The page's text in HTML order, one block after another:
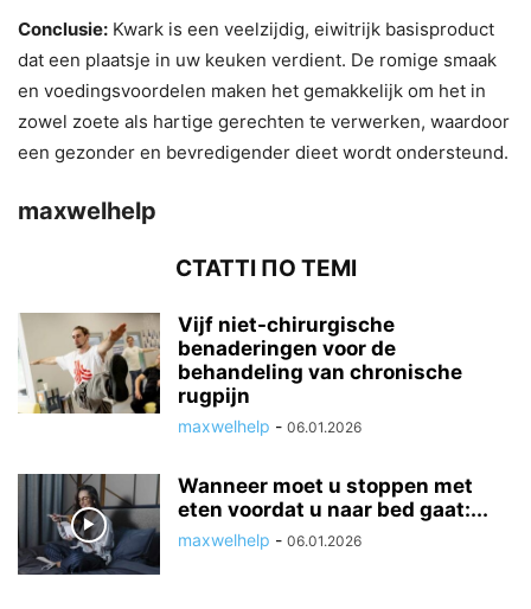
Conclusie: Kwark is een veelzijdig, eiwitrijk basisproduct
dat een plaatsje in uw keuken verdient. De romige smaak
en voedingsvoordelen maken het gemakkelijk om het in
zowel zoete als hartige gerechten te verwerken, waardoor
een gezonder en bevredigender dieet wordt ondersteund.
maxwelhelp
СТАТТІ ПО ТЕМІ
Vijf niet-chirurgische
benaderingen voor de
behandeling van chronische
rugpijn
maxwelhelp - 06.01.2026
Wanneer moet u stoppen met
eten voordat u naar bed gaat:...
maxwelhelp - 06.01.2026